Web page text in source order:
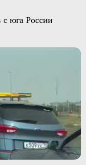
юга России